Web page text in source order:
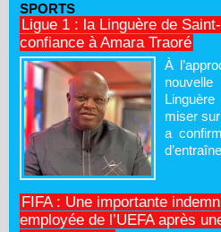
SPORTS
Ligue 1 : la Linguère de
confiance à Amara Traoré
À
miser
a
FIFA : Une importante
employée de l’UEFA après